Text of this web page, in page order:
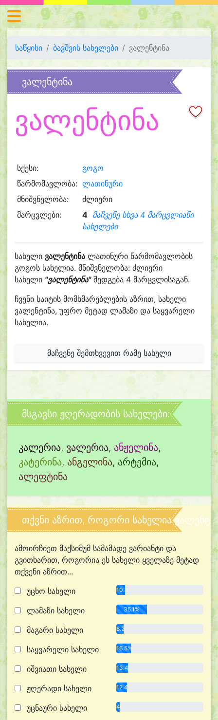
საწყისი ბავშვის სახელები ვალენტინა
ვალენტინა
ვალენტინა
სქესი:
გოგო
წარმომავლობა: ლათინური
მნიშვნელობა:
ძლიერი
მარცვლები:
4 მაჩვენე სხვა 4 მარცვლიანი
სახელები
სახელი ვალენტინა ლათინური წარმომავლობის
გოგოს სახელია. მნიშვნელობა: ძლიერი
სახელი "ვალენტინა"შედგება 4 მარცვლისაგან.
ჩვენი საიტის მომხმარებლების აზრით, სახელი
ვალენტინა, უფრო მეტად ლამაზი და საყვარელი
სახელია.
მაჩვენე შემთხვევით რამე სახელი
მსგავსი ჟღერადობის სახელები:
კალერია, ვალერია, ანჟელინა,
კატერინა, ანგელინა, არტემია,
ალეფტინა
თქვნი აზრით, როგორი სახელია
ამოირჩიეთ მაქსიმუმ სამამადე ვარიანტი და
გვითხარით, როგორია ეს სახელი ყველაზე მეტად
თქვენი აზრით...
უცხო სახელი
10.3%
ლამაზი სახელი 35.1%
მაგარი სახელი 8.2%
საყვარელი სახელი 16.5%
იშვიათი სახელი 13.4%
ჟღერადი სახელი 12.4%
უცნაური სახელი 4.1%